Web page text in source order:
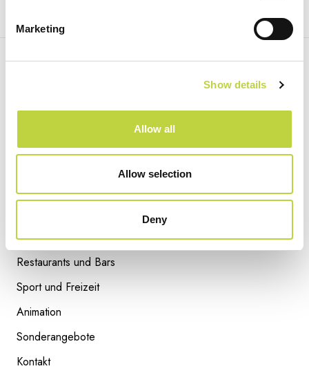
Marketing
Show details
Allow all
Allow selection
Deny
READ NEXT
Abonnieren
Unterkunft
Restaurants und Bars
Sport und Freizeit
Animation
Sonderangebote
Kontakt
Instagram